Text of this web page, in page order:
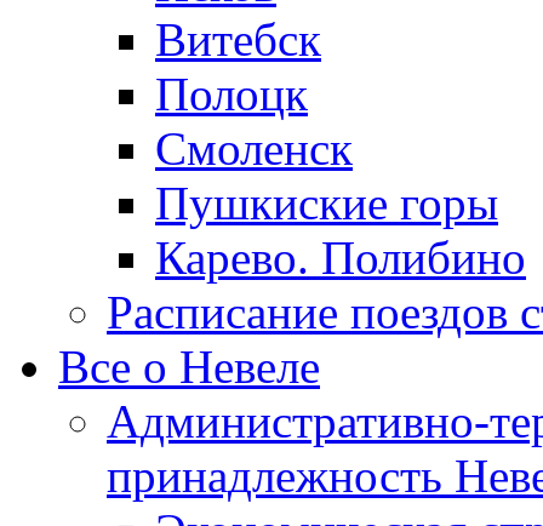
Витебск
Полоцк
Смоленск
Пушкиские горы
Карево. Полибино
Расписание поездов
Все о Невеле
Административно-
принадлежность